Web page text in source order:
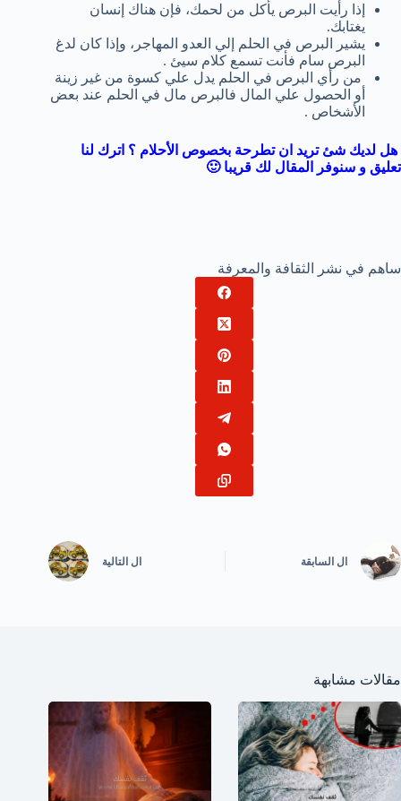
إذا رأيت البرص يأكل من لحمك، فإن هناك إنسان
يغتابك.
يشير البرص في الحلم إلي العدو المهاجر، وإذا كان لدغ
البرص سام فأنت تسمع كلام سيئ .
من رأي البرص في الحلم يدل علي كسوة من غير زينة
أو الحصول علي المال فالبرص مال في الحلم عند بعض
الأشخاص .
هل لديك شئ تريد ان تطرحة بخصوص الأحلام ؟ اترك لنا
تعليق و سنوفر المقال لك قريبا 🙂
ساهم في نشر الثقافة والمعرفة
ال السابقة ال التالية
مقالات مشابهة